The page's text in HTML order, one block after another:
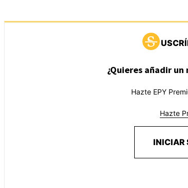
¿Quieres añadir
Hazte EPY
Hazte
INICIAR